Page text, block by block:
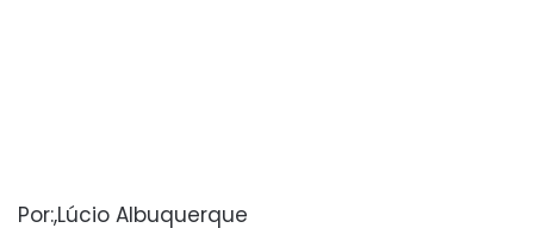
Por:,Lúcio Albuquerque